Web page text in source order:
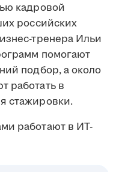
кадровой
российских
тренера Ильи
помогают
подбор, а около
работать в
стажировки.
работают в ИТ-